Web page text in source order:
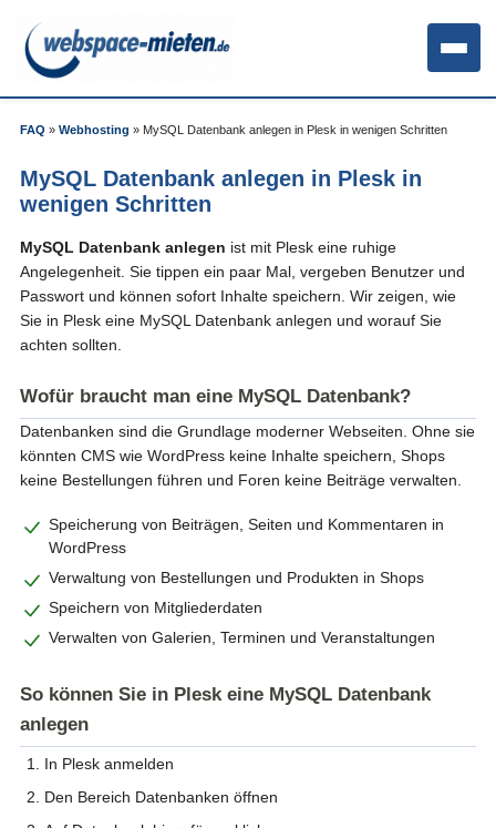
FAQ » Webhosting » MySQL Datenbank anlegen in Plesk in wenigen Schritten
MySQL Datenbank anlegen in Plesk in
wenigen Schritten
MySQL Datenbank anlegen ist mit Plesk eine ruhige
Angelegenheit. Sie tippen ein paar Mal, vergeben Benutzer und
Passwort und können sofort Inhalte speichern. Wir zeigen, wie
Sie in Plesk eine MySQL Datenbank anlegen und worauf Sie
achten sollten.
Wofür braucht man eine MySQL Datenbank?
Datenbanken sind die Grundlage moderner Webseiten. Ohne sie
könnten CMS wie WordPress keine Inhalte speichern, Shops
keine Bestellungen führen und Foren keine Beiträge verwalten.
Speicherung von Beiträgen, Seiten und Kommentaren in
WordPress
Verwaltung von Bestellungen und Produkten in Shops
Speichern von Mitgliederdaten
Verwalten von Galerien, Terminen und Veranstaltungen
So können Sie in Plesk eine MySQL Datenbank
anlegen
In Plesk anmelden
Den Bereich Datenbanken öffnen